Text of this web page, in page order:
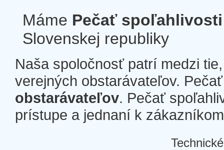
Máme Pečať spoľahlivosti
Slovenskej republiky
Naša spoločnosť patrí medzi
verejných obstarávateľov.
obstarávateľov. Pečať
prístupe a jednaní k